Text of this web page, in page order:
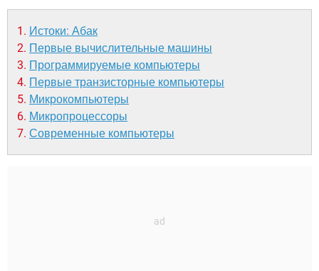
Истоки: Абак
Первые вычислительные машины
Программируемые компьютеры
Первые транзисторные компьютеры
Микрокомпьютеры
Микропроцессоры
Современные компьютеры